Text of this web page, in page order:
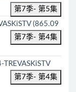
第7季- 第5集
(865.09
第7季- 第4集
第7季- 第4集